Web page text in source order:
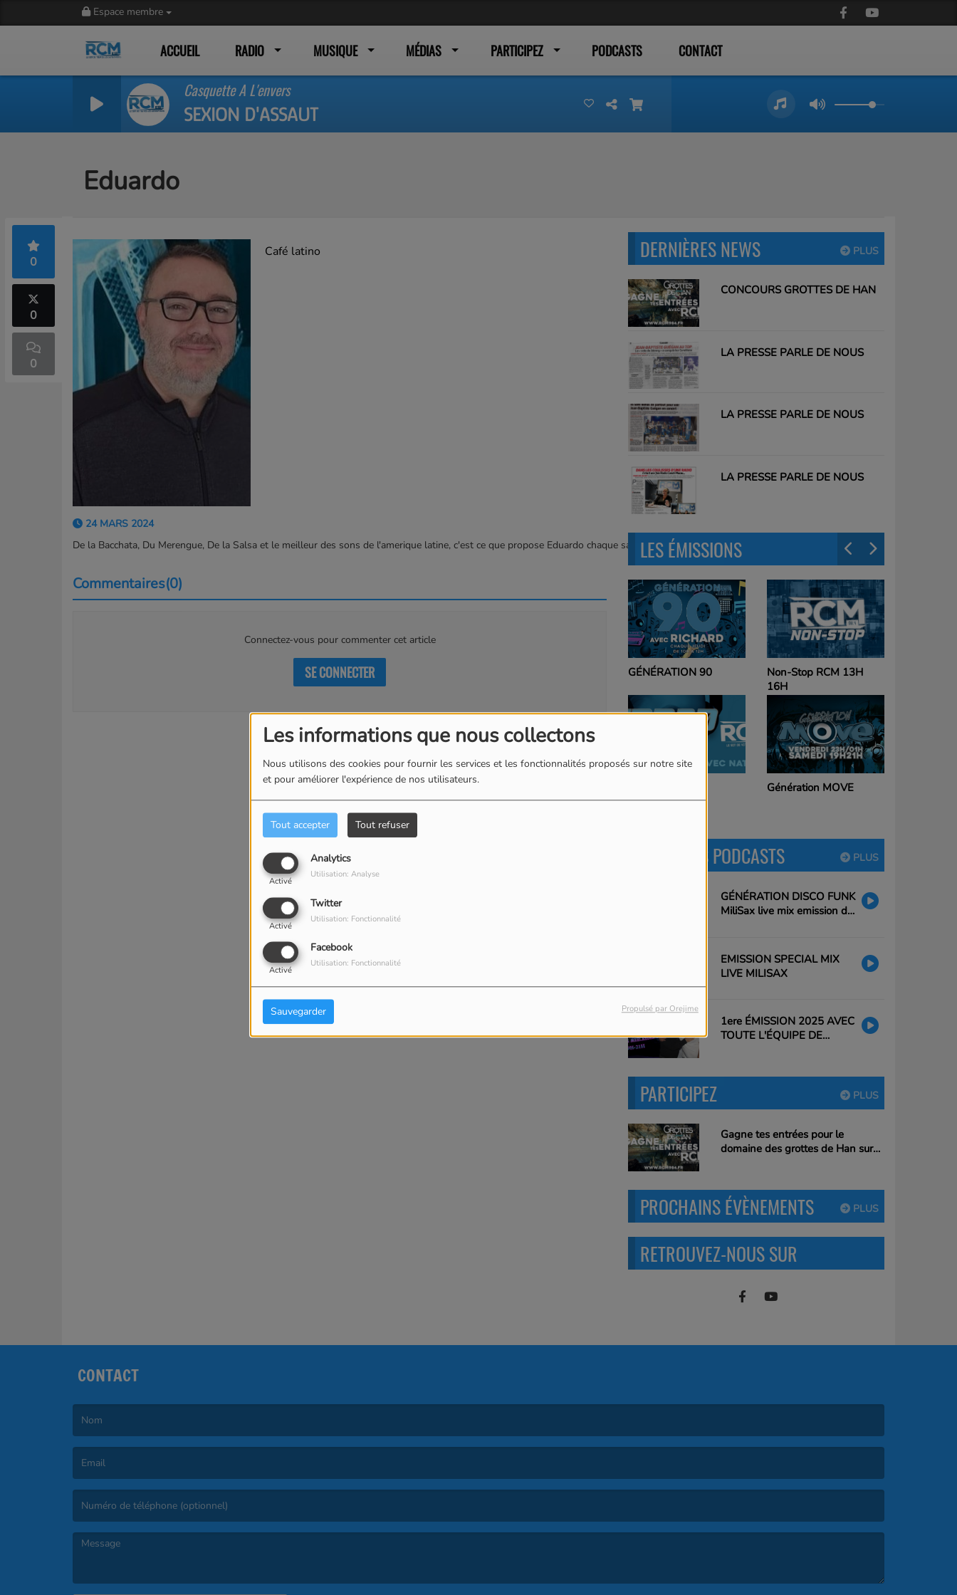
Les informations que nous collectons
Nous utilisons des cookies pour fournir les services et les fonctionnalités proposés sur notre site
et pour améliorer l'expérience de nos utilisateurs.
Tout accepter Tout refuser
Analytics
Activé
Utilisation: Analyse
Twitter
Activé
Utilisation: Fonctionnalité
Facebook
Activé
Utilisation: Fonctionnalité
Sauvegarder Propulsé par Orejime
Espace membre
ACCUEIL RADIO MUSIQUE MÉDIAS PARTICIPEZ PODCASTS CONTACT
Casquette A L'envers
SEXION D'ASSAUT
Eduardo
0
0
0
24 MARS 2024
Café latino
De la Bacchata, Du Merengue, De la Salsa et le meilleur des sons de l'amerique latine, c'est ce que propose Eduardo chaque samedi matin !
Commentaires(0)
Connectez-vous pour commenter cet article
SE CONNECTER
PLUS
DERNIÈRES NEWS
CONCOURS GROTTES DE HAN
LA PRESSE PARLE DE NOUS
LA PRESSE PARLE DE NOUS
LA PRESSE PARLE DE NOUS
LES ÉMISSIONS
Non-Stop RCM 13H
DISCO SOUL
Samedi FUNKY
PLUS
DERNIERS PODCASTS
GÉNÉRATION DISCO FUNK
MiliSax live mix emission du
EMISSION SPECIAL MIX
LIVE MILISAX
1ere ÉMISSION 2025 AVEC
TOUTE L'ÉQUIPE DE
PLUS
PARTICIPEZ
Gagne tes entrées pour le
domaine des grottes de Han sur
PLUS
PROCHAINS ÉVÈNEMENTS
RETROUVEZ-NOUS SUR
CONTACT